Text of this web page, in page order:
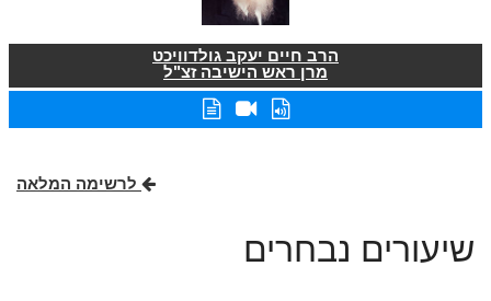
הרב חיים יעקב גולדוויכט
מרן ראש הישיבה זצ"ל
לרשימה המלאה
שיעורים נבחרים